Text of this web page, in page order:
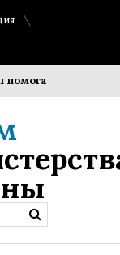
сохранить